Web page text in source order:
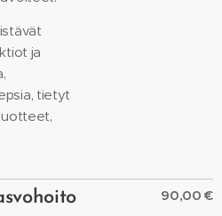
ja
tietyt
90,00 €